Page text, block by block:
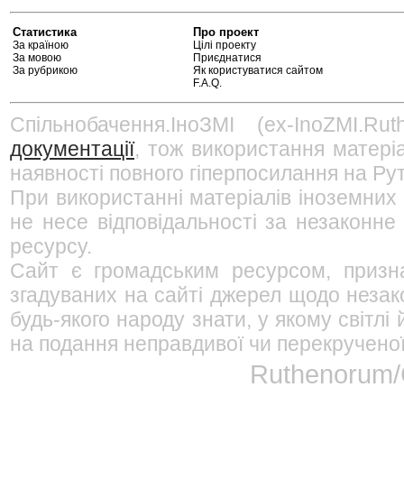
Статистика
За країною
За мовою
За рубрикою
Про проект
Цілі проекту
Приєднатися
Як користуватися сайтом
F.A.Q.
Спільнобачення.ІноЗМІ (ex-
документації, тож використання
наявності повного гіперпосилання на
При використанні матеріалів
не несе відповідальності за
ресурсу.
Сайт є громадським ресурсом,
згадуваних на сайті джерел щодо
будь-якого народу знати, у якому
на подання неправдивої чи